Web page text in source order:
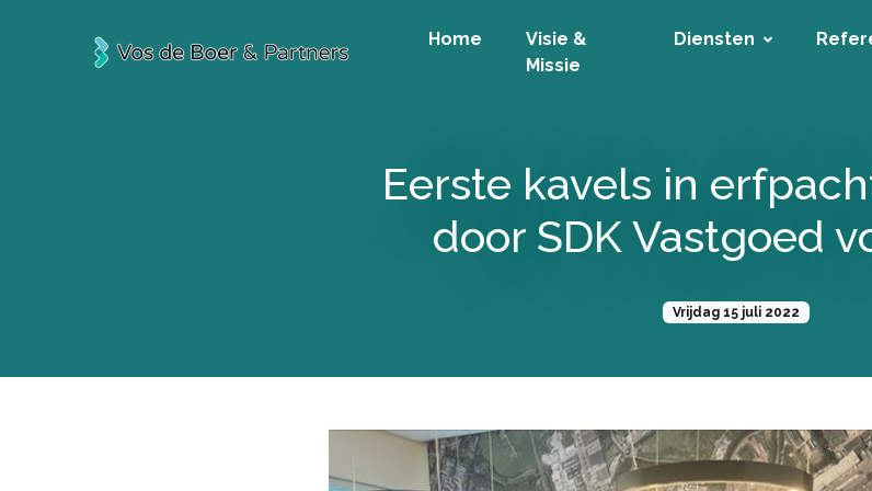
Home
Visie &
Missie
Diensten
Eerste kavels in
door SDK Vastgoed
Vrijdag 15 juli 2022